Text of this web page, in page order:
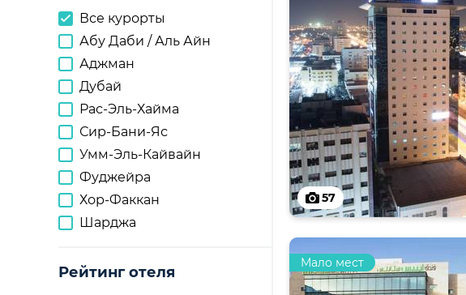
Все курорты
Абу Даби / Аль Айн
Аджман
Дубай
Рас-Эль-Хайма
Сир-Бани-Яс
Умм-Эль-Кайвайн
Фуджейра
Хор-Факкан
Шарджа
Рейтинг отеля
57
Мало мест